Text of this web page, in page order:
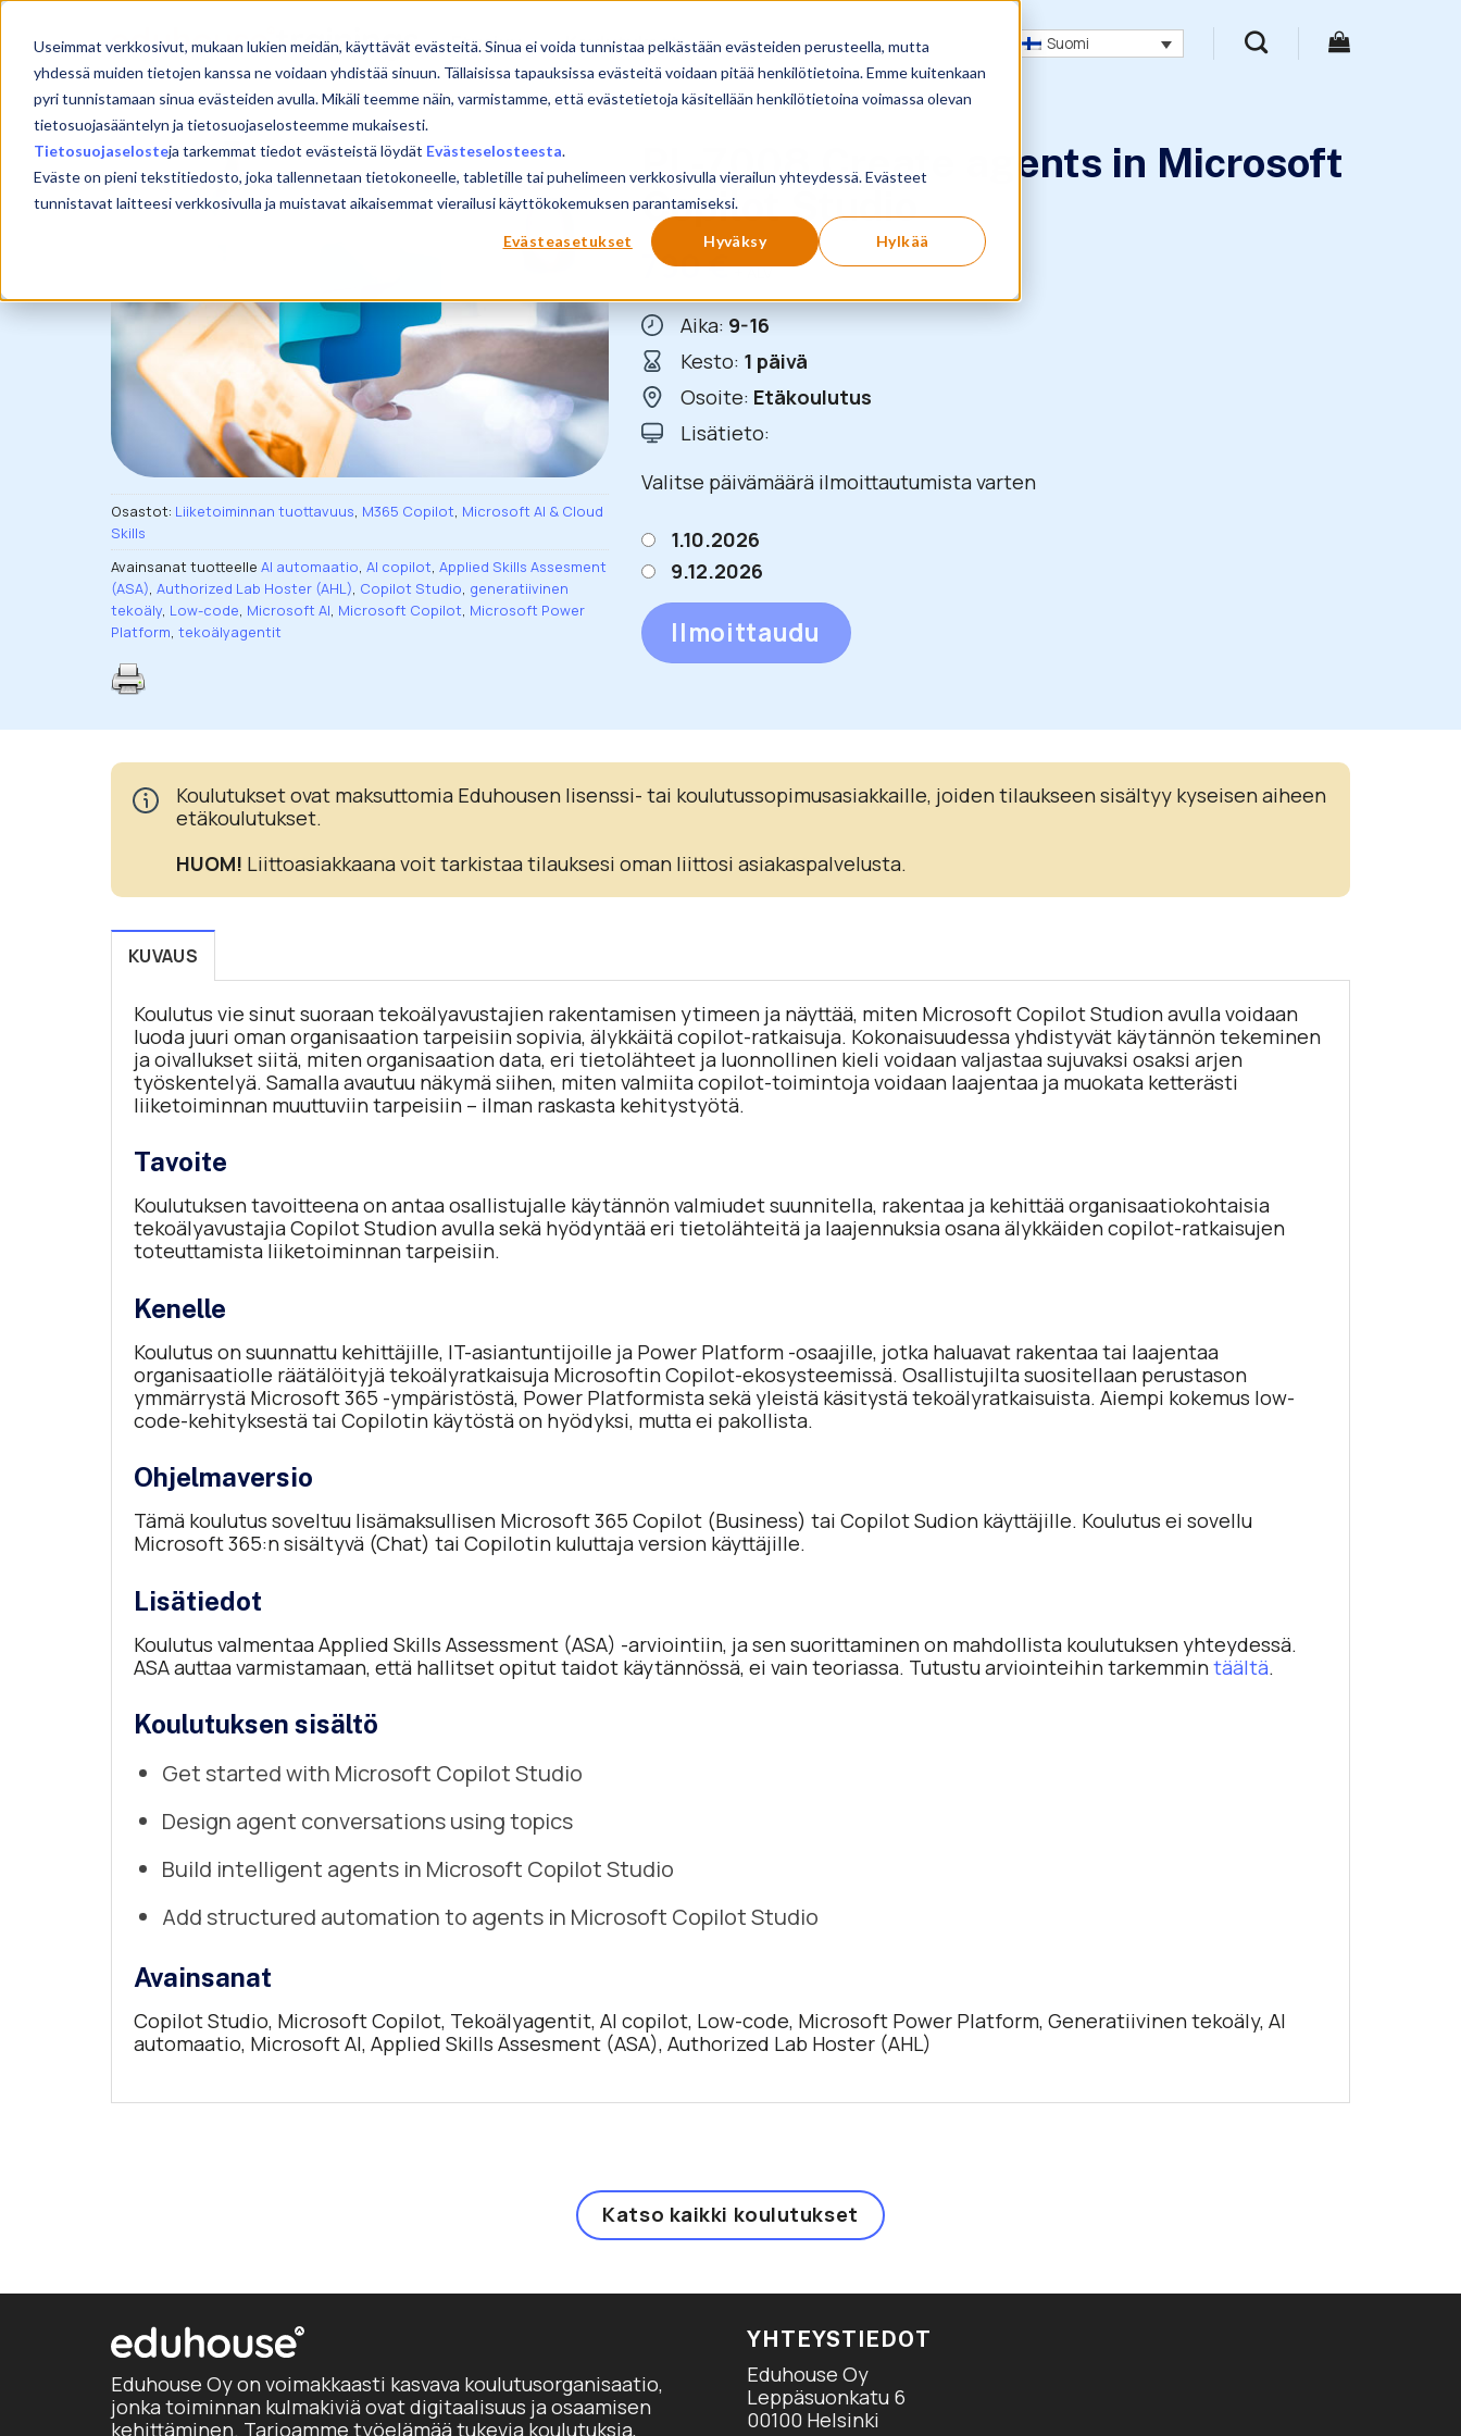
Useimmat verkkosivut, mukaan lukien meidän, käyttävät evästeitä. Sinua ei voida tunnistaa pelkästään evästeiden perusteella, mutta
yhdessä muiden tietojen kanssa ne voidaan yhdistää sinuun. Tällaisissa tapauksissa evästeitä voidaan pitää henkilötietoina. Emme kuitenkaan
pyri tunnistamaan sinua evästeiden avulla. Mikäli teemme näin, varmistamme, että evästetietoja käsitellään henkilötietoina voimassa olevan
tietosuojasääntelyn ja tietosuojaselosteemme mukaisesti.
Tietosuojaselosteja tarkemmat tiedot evästeistä löydät Evästeselosteesta.
Eväste on pieni tekstitiedosto, joka tallennetaan tietokoneelle, tabletille tai puhelimeen verkkosivulla vierailun yhteydessä. Evästeet
tunnistavat laitteesi verkkosivulla ja muistavat aikaisemmat vierailusi käyttökokemuksen parantamiseksi.
Evästeasetukset Hyväksy Hylkää
Skip
content
Etusivu Koulutukset Suomi
Osastot: Liiketoiminnan tuottavuus, M365 Copilot, Microsoft AI & Cloud
Skills
Avainsanat tuotteelle AI automaatio, AI copilot, Applied Skills Assesment
(ASA), Authorized Lab Hoster (AHL), Copilot Studio, generatiivinen
tekoäly, Low-code, Microsoft AI, Microsoft Copilot, Microsoft Power
Platform, tekoälyagentit
PL-7008 Create agents in Microsoft
Copilot Studio
790€ + ALV
Aika: 9-16
Kesto: 1 päivä
Osoite: Etäkoulutus
Lisätieto:
Valitse päivämäärä ilmoittautumista varten
1.10.2026
9.12.2026
Ilmoittaudu
Koulutukset ovat maksuttomia Eduhousen lisenssi- tai koulutussopimusasiakkaille, joiden tilaukseen sisältyy kyseisen aiheen
etäkoulutukset.
HUOM! Liittoasiakkaana voit tarkistaa tilauksesi oman liittosi asiakaspalvelusta.
KUVAUS
Koulutus vie sinut suoraan tekoälyavustajien rakentamisen ytimeen ja näyttää, miten Microsoft Copilot Studion avulla voidaan
luoda juuri oman organisaation tarpeisiin sopivia, älykkäitä copilot-ratkaisuja. Kokonaisuudessa yhdistyvät käytännön tekeminen
ja oivallukset siitä, miten organisaation data, eri tietolähteet ja luonnollinen kieli voidaan valjastaa sujuvaksi osaksi arjen
työskentelyä. Samalla avautuu näkymä siihen, miten valmiita copilot-toimintoja voidaan laajentaa ja muokata ketterästi
liiketoiminnan muuttuviin tarpeisiin – ilman raskasta kehitystyötä.
Tavoite
Koulutuksen tavoitteena on antaa osallistujalle käytännön valmiudet suunnitella, rakentaa ja kehittää organisaatiokohtaisia
tekoälyavustajia Copilot Studion avulla sekä hyödyntää eri tietolähteitä ja laajennuksia osana älykkäiden copilot-ratkaisujen
toteuttamista liiketoiminnan tarpeisiin.
Kenelle
Koulutus on suunnattu kehittäjille, IT-asiantuntijoille ja Power Platform -osaajille, jotka haluavat rakentaa tai laajentaa
organisaatiolle räätälöityjä tekoälyratkaisuja Microsoftin Copilot-ekosysteemissä. Osallistujilta suositellaan perustason
ymmärrystä Microsoft 365 -ympäristöstä, Power Platformista sekä yleistä käsitystä tekoälyratkaisuista. Aiempi kokemus low-
code-kehityksestä tai Copilotin käytöstä on hyödyksi, mutta ei pakollista.
Ohjelmaversio
Tämä koulutus soveltuu lisämaksullisen Microsoft 365 Copilot (Business) tai Copilot Sudion käyttäjille. Koulutus ei sovellu
Microsoft 365:n sisältyvä (Chat) tai Copilotin kuluttaja version käyttäjille.
Lisätiedot
Koulutus valmentaa Applied Skills Assessment (ASA) -arviointiin, ja sen suorittaminen on mahdollista koulutuksen yhteydessä.
ASA auttaa varmistamaan, että hallitset opitut taidot käytännössä, ei vain teoriassa. Tutustu arviointeihin tarkemmintäältä.
Koulutuksen sisältö
Get started with Microsoft Copilot Studio
Design agent conversations using topics
Build intelligent agents in Microsoft Copilot Studio
Add structured automation to agents in Microsoft Copilot Studio
Avainsanat
Copilot Studio, Microsoft Copilot, Tekoälyagentit, AI copilot, Low-code, Microsoft Power Platform, Generatiivinen tekoäly, AI
automaatio, Microsoft AI, Applied Skills Assesment (ASA), Authorized Lab Hoster (AHL)
Katso kaikki koulutukset
Eduhouse Oy on voimakkaasti kasvava koulutusorganisaatio,
jonka toiminnan kulmakiviä ovat digitaalisuus ja osaamisen
kehittäminen. Tarjoamme työelämää tukevia koulutuksia,
YHTEYSTIEDOT
Eduhouse Oy
Leppäsuonkatu 6
00100 Helsinki